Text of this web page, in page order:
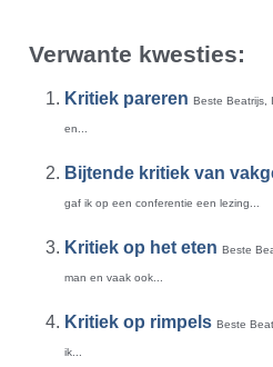
Verwante kwesties:
Kritiek pareren Beste Beatrijs,
en...
Bijtende kritiek van
gaf ik op een conferentie een lezing...
Kritiek op het eten Beste
man en vaak ook...
Kritiek op rimpels Beste
ik...